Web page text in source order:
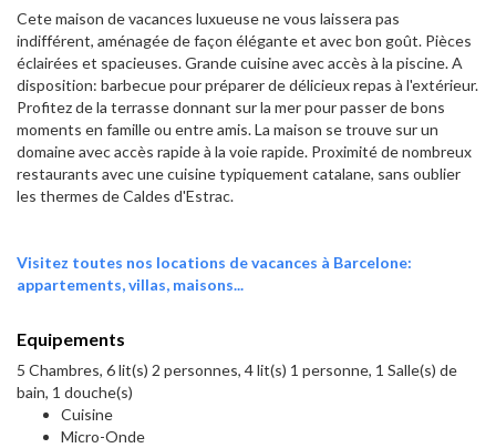
Cete maison de vacances luxueuse ne vous laissera pas
indifférent, aménagée de façon élégante et avec bon goût. Pièces
éclairées et spacieuses. Grande cuisine avec accès à la piscine. A
disposition: barbecue pour préparer de délicieux repas à l'extérieur.
Profitez de la terrasse donnant sur la mer pour passer de bons
moments en famille ou entre amis. La maison se trouve sur un
domaine avec accès rapide à la voie rapide. Proximité de nombreux
restaurants avec une cuisine typiquement catalane, sans oublier
les thermes de Caldes d'Estrac.
Visitez toutes nos locations de vacances à Barcelone:
appartements, villas, maisons...
Equipements
5 Chambres, 6 lit(s) 2 personnes, 4 lit(s) 1 personne, 1 Salle(s) de
bain, 1 douche(s)
Cuisine
Micro-Onde